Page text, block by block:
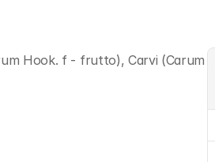
Hook. f - frutto), Carvi (Carum